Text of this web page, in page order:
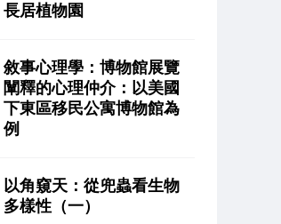
長居植物園
敘事心理學：博物館展覽
闡釋的心理仲介：以美國
下東區移民公寓博物館為
例
以角窺天：從兜蟲看生物
多樣性（一）